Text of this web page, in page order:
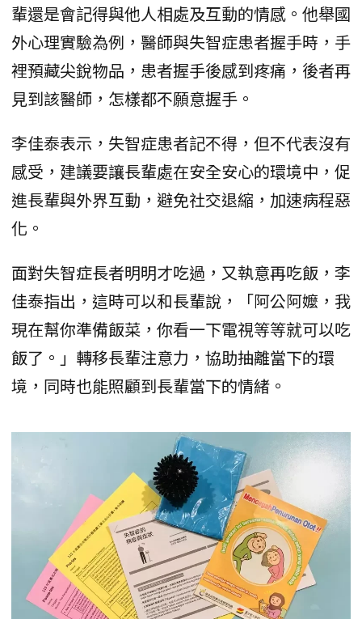
輩還是會記得與他人相處及互動的情感。他舉國
外心理實驗為例，醫師與失智症患者握手時，手
裡預藏尖銳物品，患者握手後感到疼痛，後者再
見到該醫師，怎樣都不願意握手。
李佳泰表示，失智症患者記不得，但不代表沒有
感受，建議要讓長輩處在安全安心的環境中，促
進長輩與外界互動，避免社交退縮，加速病程惡
化。
面對失智症長者明明才吃過，又執意再吃飯，李
佳泰指出，這時可以和長輩說，「阿公阿嬤，我
現在幫你準備飯菜，你看一下電視等等就可以吃
飯了。」轉移長輩注意力，協助抽離當下的環
境，同時也能照顧到長輩當下的情緒。